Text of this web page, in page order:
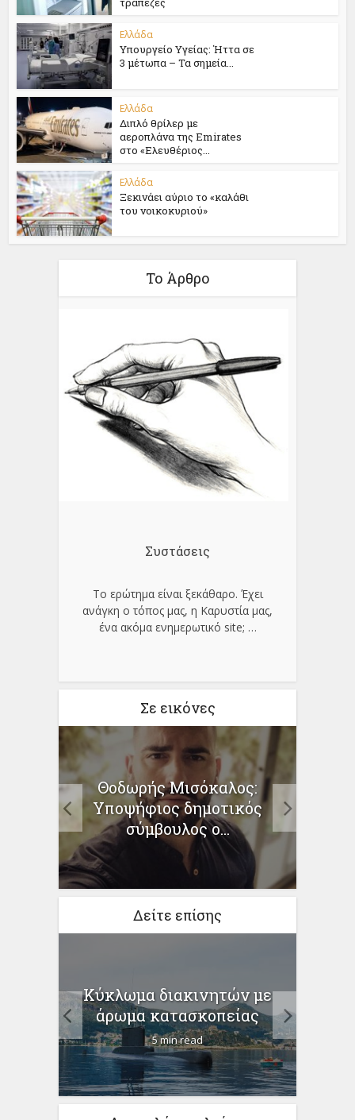
Ελλάδα
Υπουργείο Υγείας: Ήττα σε
3 μέτωπα – Τα σημεία...
Ελλάδα
Διπλό θρίλερ με
αεροπλάνα της Emirates
στο «Ελευθέριος...
Ελλάδα
Ξεκινάει αύριο το «καλάθι
του νοικοκυριού»
Το Άρθρο
Συστάσεις
Το ερώτημα είναι ξεκάθαρο. Έχει
ανάγκη ο τόπος μας, η Καρυστία μας,
ένα ακόμα ενημερωτικό site; …
Σε εικόνες
Θοδωρής Μισόκαλος:
Υποψήφιος δημοτικός
σύμβουλος ο...
Δείτε επίσης
Κύκλωμα διακινητών με
άρωμα κατασκοπείας
5 min read